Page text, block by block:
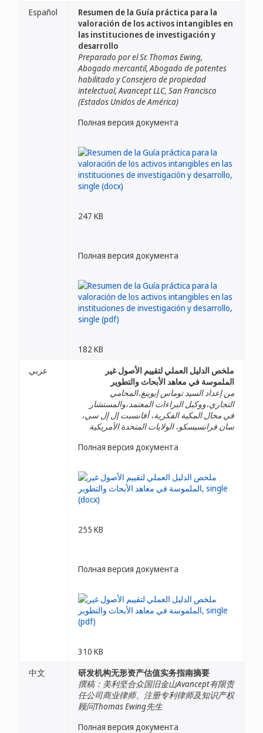
Español
Resumen de la Guía práctica para la
valoración de los activos intangibles en
las instituciones de investigación y
desarrollo
Preparado por el Sr. Thomas Ewing,
Abogado mercantil, Abogado de patentes
habilitado y Consejero de propiedad
intelectual, Avancept LLC, San Francisco
(Estados Unidos de América)
Полная версия документа
247 KB
Полная версия документа
182 KB
عربي
ملخص الدليل العملي لتقييم الأصول غير
الملموسة في معاهد الأبحاث والتطوير
من إعداد السيد توماس إيوينغ،المحامي
التجاري،ووكيل البراءات المعتمد،والمستشار
في مجال المكية الفكرية، أفانسبت إل إل سي،
سان فرانسيسكو، الولايات المتحدة الأمريكية
Полная версия документа
255 KB
Полная версия документа
310 KB
中文
研发机构无形资产估值实务指南摘要
撰稿：美利坚合众国旧金山Avancept有限责
任公司商业律师、注册专利律师及知识产权
顾问Thomas Ewing先生
Полная версия документа